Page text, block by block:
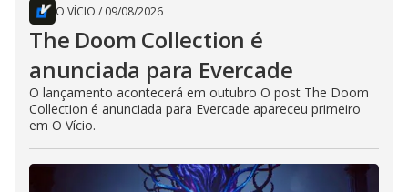
O VÍCIO / 09/08/2026
The Doom Collection é
anunciada para Evercade
O lançamento acontecerá em outubro O post The Doom
Collection é anunciada para Evercade apareceu primeiro
em O Vício.